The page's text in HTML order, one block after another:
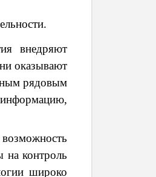
внедряют
оказывают
рядовым
информацию,
на контроль
широко